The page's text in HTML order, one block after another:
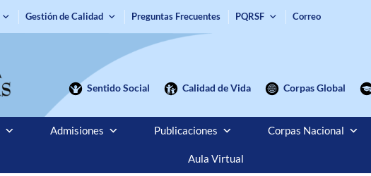
Gestión de Calidad Preguntas Frecuentes PQRSF Correo
Sentido Social Calidad de Vida Corpas Global
Admisiones Publicaciones Corpas Nacional
Aula Virtual